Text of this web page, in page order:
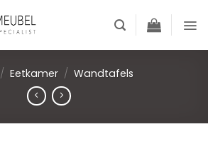
/ Eetkamer / Wandtafels